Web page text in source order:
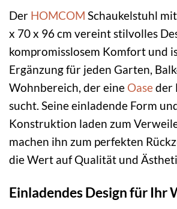
Der HOMCOM Schaukelstuhl
x 70 x 96 cm vereint stilvolles
kompromisslosem Komfort und
Ergänzung für jeden Garten,
Wohnbereich, der eine Oaseder
sucht. Seine einladende Form
Konstruktion laden zum
machen ihn zum perfekten
die Wert auf Qualität und
Einladendes Design für Ihr